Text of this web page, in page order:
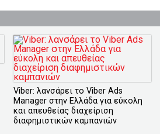
Viber: λανσάρει το Viber Ads
Manager στην Ελλάδα για εύκολη
και απευθείας διαχείριση
διαφημιστικών καμπανιών